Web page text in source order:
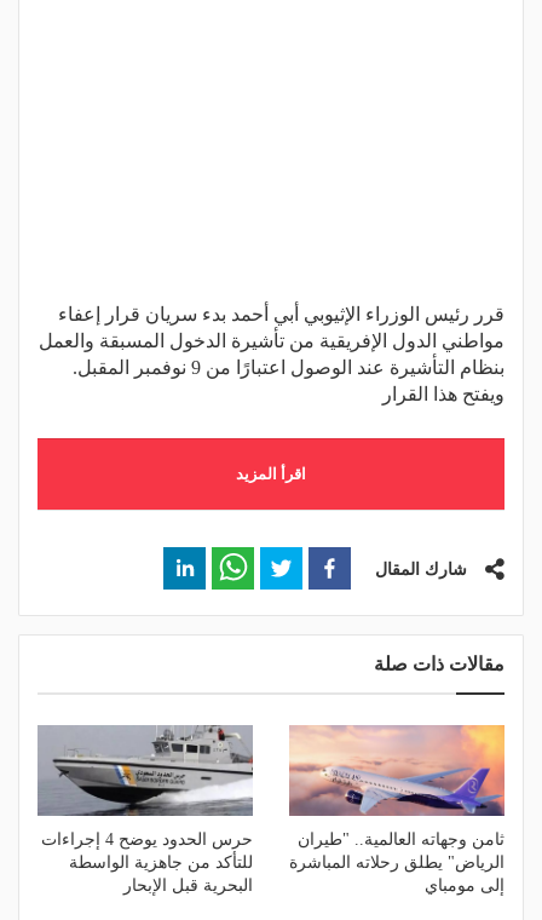
قرر رئيس الوزراء الإثيوبي أبي أحمد بدء سريان قرار إعفاء
مواطني الدول الإفريقية من تأشيرة الدخول المسبقة والعمل
بنظام التأشيرة عند الوصول اعتبارًا من 9 نوفمبر المقبل.
ويفتح هذا القرار
اقرأ المزيد
شارك المقال
مقالات ذات صلة
ثامن وجهاته العالمية.. "طيران
الرياض" يطلق رحلاته المباشرة
إلى مومباي
حرس الحدود يوضح 4 إجراءات
للتأكد من جاهزية الواسطة
البحرية قبل الإبحار